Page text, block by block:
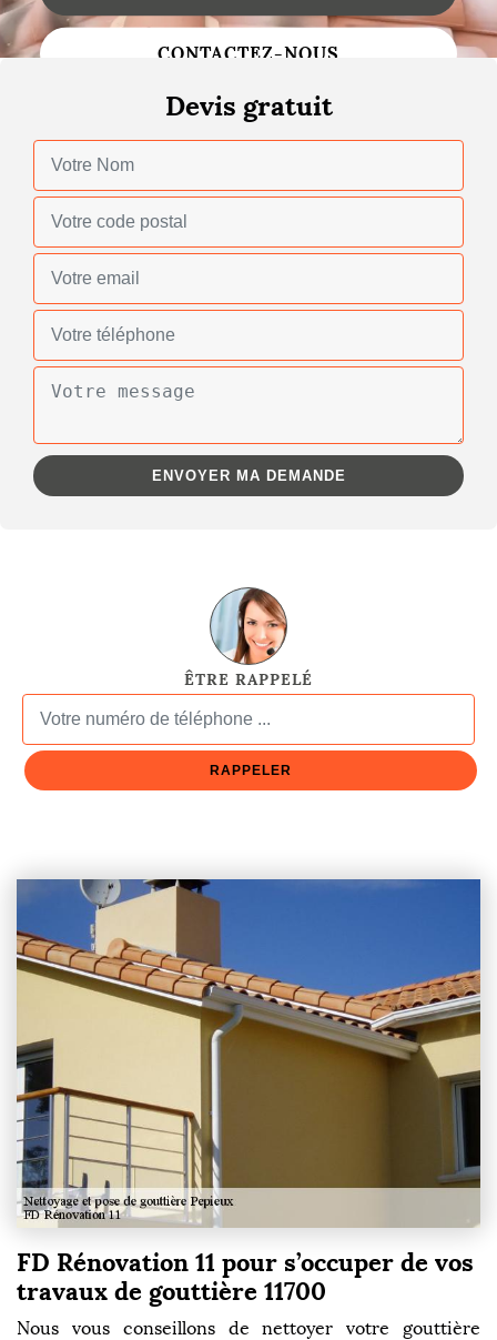
Changement de toiture
Gouttières
Réparation de toiture
CONTACTEZ-NOUS
Devis gratuit
ÊTRE RAPPELÉ
FD Rénovation 11 pour s’occuper de vos
travaux de gouttière 11700
Nous vous conseillons de nettoyer votre gouttière